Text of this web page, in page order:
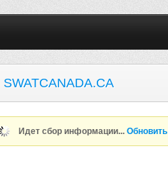
SWATCANADA.CA
Идет сбор информации...Обновить